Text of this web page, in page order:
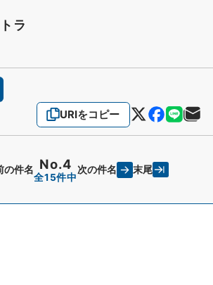
ラ
URIをコピー
の件名 No.4
全15件中
次の件名 末尾